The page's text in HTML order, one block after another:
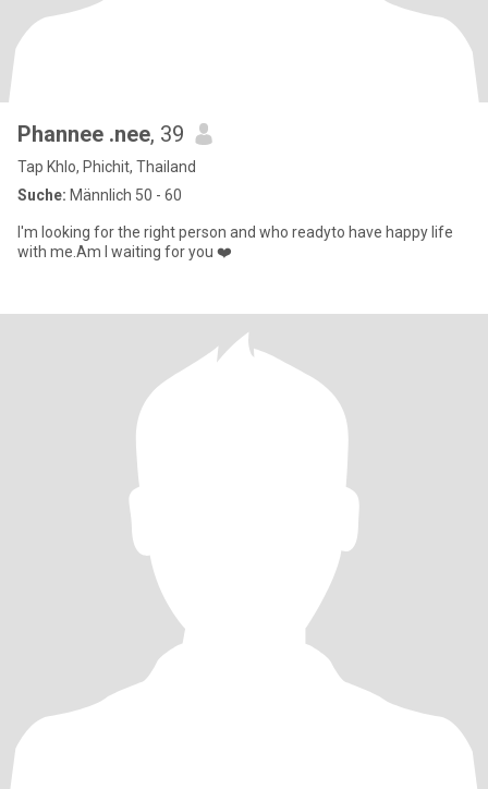
Phannee .nee, 39
Tap Khlo, Phichit, Thailand
Suche: Männlich 50 - 60
I'm looking for the right person and who readyto have happy life
with me.Am I waiting for you ❤️